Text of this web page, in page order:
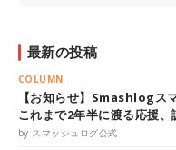
最新の投稿
COLUMN
【お知らせ】Smashlogス
これまで2年半に渡る応援、
by スマッシュログ公式